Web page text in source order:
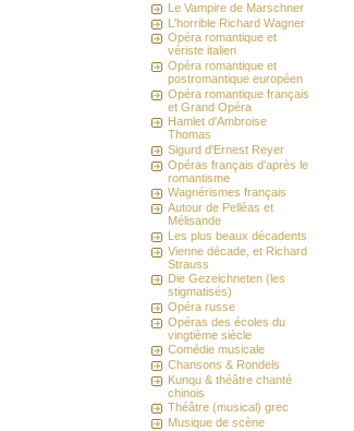
Le Vampire de Marschner
L'horrible Richard Wagner
Opéra romantique et
vériste italien
Opéra romantique et
postromantique européen
Opéra romantique français
et Grand Opéra
Hamlet d'Ambroise
Thomas
Sigurd d'Ernest Reyer
Opéras français d'après le
romantisme
Wagnérismes français
Autour de Pelléas et
Mélisande
Les plus beaux décadents
Vienne décade, et Richard
Strauss
Die Gezeichneten (les
stigmatisés)
Opéra russe
Opéras des écoles du
vingtième siècle
Comédie musicale
Chansons & Rondels
Kunqu & théâtre chanté
chinois
Théâtre (musical) grec
Musique de scène